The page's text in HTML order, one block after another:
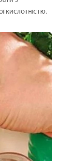
кислотністю.